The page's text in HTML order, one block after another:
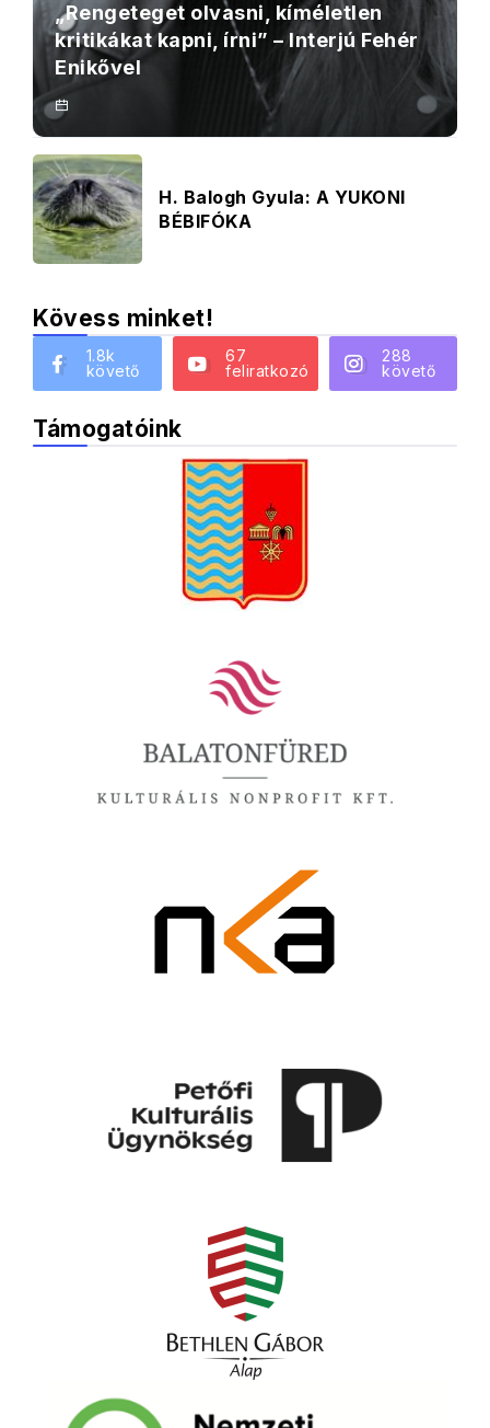
„Rengeteget olvasni, kíméletlen
kritikákat kapni, írni” – Interjú Fehér
Enikővel
H. Balogh Gyula: A YUKONI
BÉBIFÓKA
Kövess minket!
1.8k
követő
67
feliratkozó
288
követő
Támogatóink